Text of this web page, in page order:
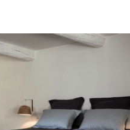
LINGE DE LIT UNI
VENT DU SUD